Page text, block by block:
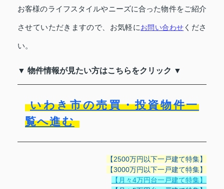
お客様のライフスタイルやニーズに合った物件をご紹介
させていただきますので、お気軽にお問い合わせ くださ
い。
▼ 物件情報が見たい方はこちらをクリック ▼
いわき市の売買・投資物件一
覧へ進む
【2500万円以下一戸建て特集】
【3000万円以下一戸建て特集】
【月々4万円台一戸建て特集】